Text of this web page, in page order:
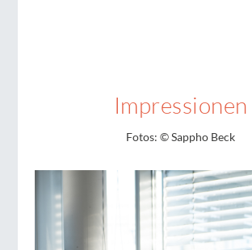
Impressionen
Fotos: © Sappho Beck